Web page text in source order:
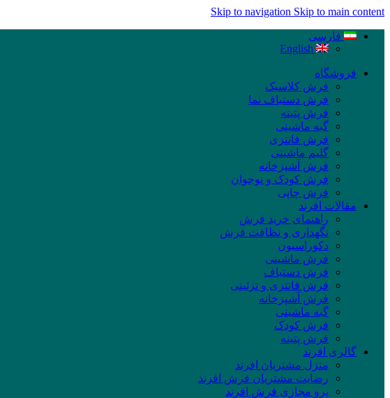
Skip to navigation Skip to main content
فارسی
English
فروشگاه
فرش کلاسیک
فرش دستباف نما
فرش پتینه
گبه ماشینی
فرش فانتزی
گلیم ماشینی
فرش آشپزخانه
فرش کودک و نوجوان
فرش چاپی
مقالات افرند
راهنمای خرید فرش
نگهداری و نظافت فرش
دکوراسیون
فرش ماشینی
فرش دستباف
فرش فانتزی و تزئینی
فرش آشپزخانه
گبه ماشینی
فرش کودک
فرش پتینه
گالری افرند
منزل مشتریان افرند
رضایت مشتریان فرش افرند
پرو مجازی فرش افرند